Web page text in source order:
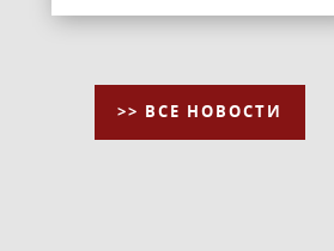
>> ВСЕ НОВОСТИ